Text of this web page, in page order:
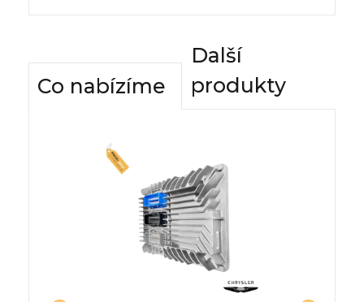
Co nabízíme
Další
produkty